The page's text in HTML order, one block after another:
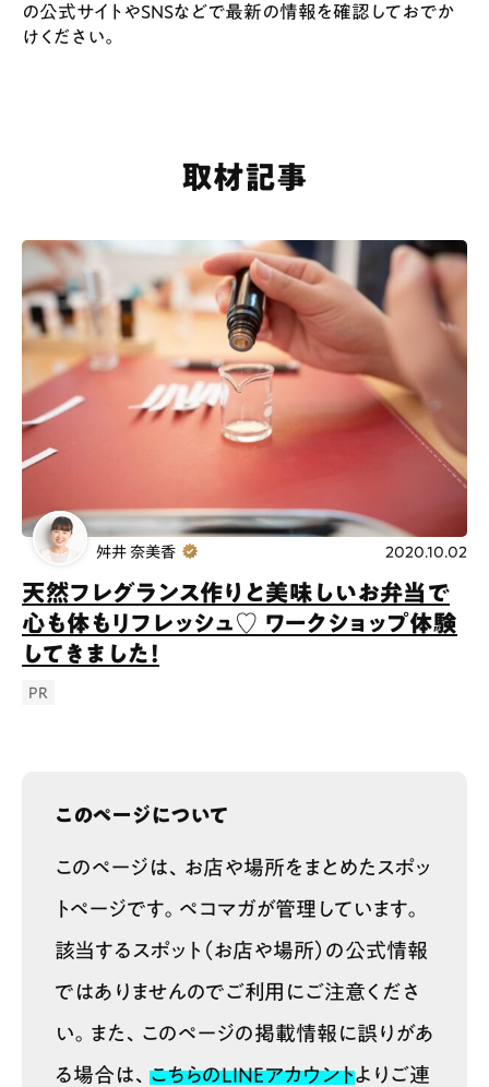
の公式サイトやSNSなどで最新の情報を確認しておでか
けください。
取材記事
天然フレグランス作りと美味しいお弁当で
心も体もリフレッシュ♡ ワークショップ体験
してきました！
PR
舛井 奈美香 2020.10.02
このページについて
このページは、お店や場所をまとめたスポッ
トページです。ペコマガが管理しています。
該当するスポット（お店や場所）の公式情報
ではありませんのでご利用にご注意くださ
い。また、このページの掲載情報に誤りがあ
る場合は、 こちらのLINEアカウントよりご連